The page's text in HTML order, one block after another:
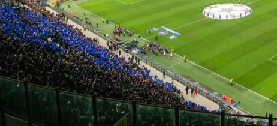
sui biglietti per il ritorno dei quarti di finale